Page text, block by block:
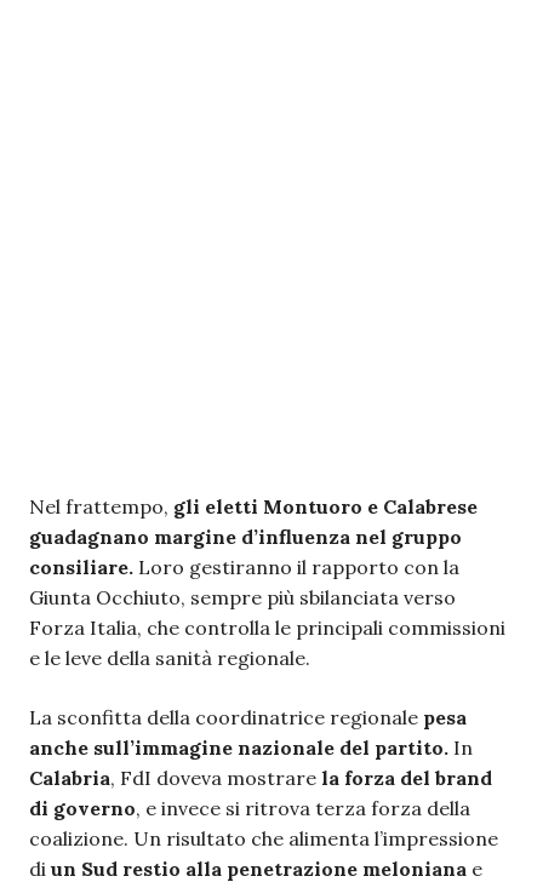
Nel frattempo, gli eletti Montuoro e Calabrese
guadagnano margine d’influenza nel gruppo
consiliare. Loro gestiranno il rapporto con la
Giunta Occhiuto, sempre più sbilanciata verso
Forza Italia, che controlla le principali commissioni
e le leve della sanità regionale.
La sconfitta della coordinatrice regionale pesa
anche sull’immagine nazionale del partito. In
Calabria, FdI doveva mostrare la forza del brand
di governo, e invece si ritrova terza forza della
coalizione. Un risultato che alimenta l’impressione
di un Sud restio alla penetrazione meloniana e